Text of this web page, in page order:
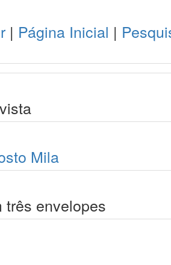
| Página Inicial |
Mila
três envelopes